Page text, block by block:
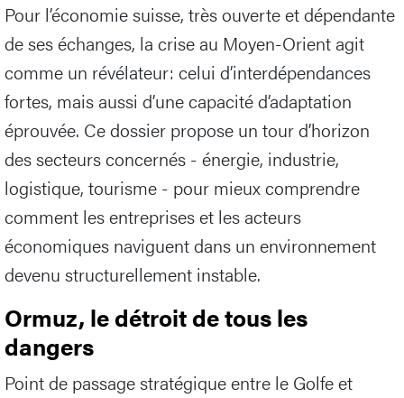
Pour l’économie suisse, très ouverte et dépendante
de ses échanges, la crise au Moyen-Orient agit
comme un révélateur: celui d’interdépendances
fortes, mais aussi d’une capacité d’adaptation
éprouvée. Ce dossier propose un tour d’horizon
des secteurs concernés - énergie, industrie,
logistique, tourisme - pour mieux comprendre
comment les entreprises et les acteurs
économiques naviguent dans un environnement
devenu structurellement instable.
Ormuz, le détroit de tous les
dangers
Point de passage stratégique entre le Golfe et